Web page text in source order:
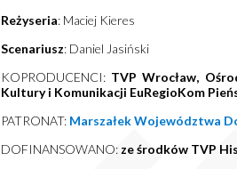
Reżyseria: Maciej Kieres
Scenariusz: Daniel Jasiński
KOPRODUCENCI: TVP Wrocław,
Kulturyi Komunikacji EuRegioKom
PATRONAT:Marszałek Województwa
DOFINANSOWANO:ze środków TVP